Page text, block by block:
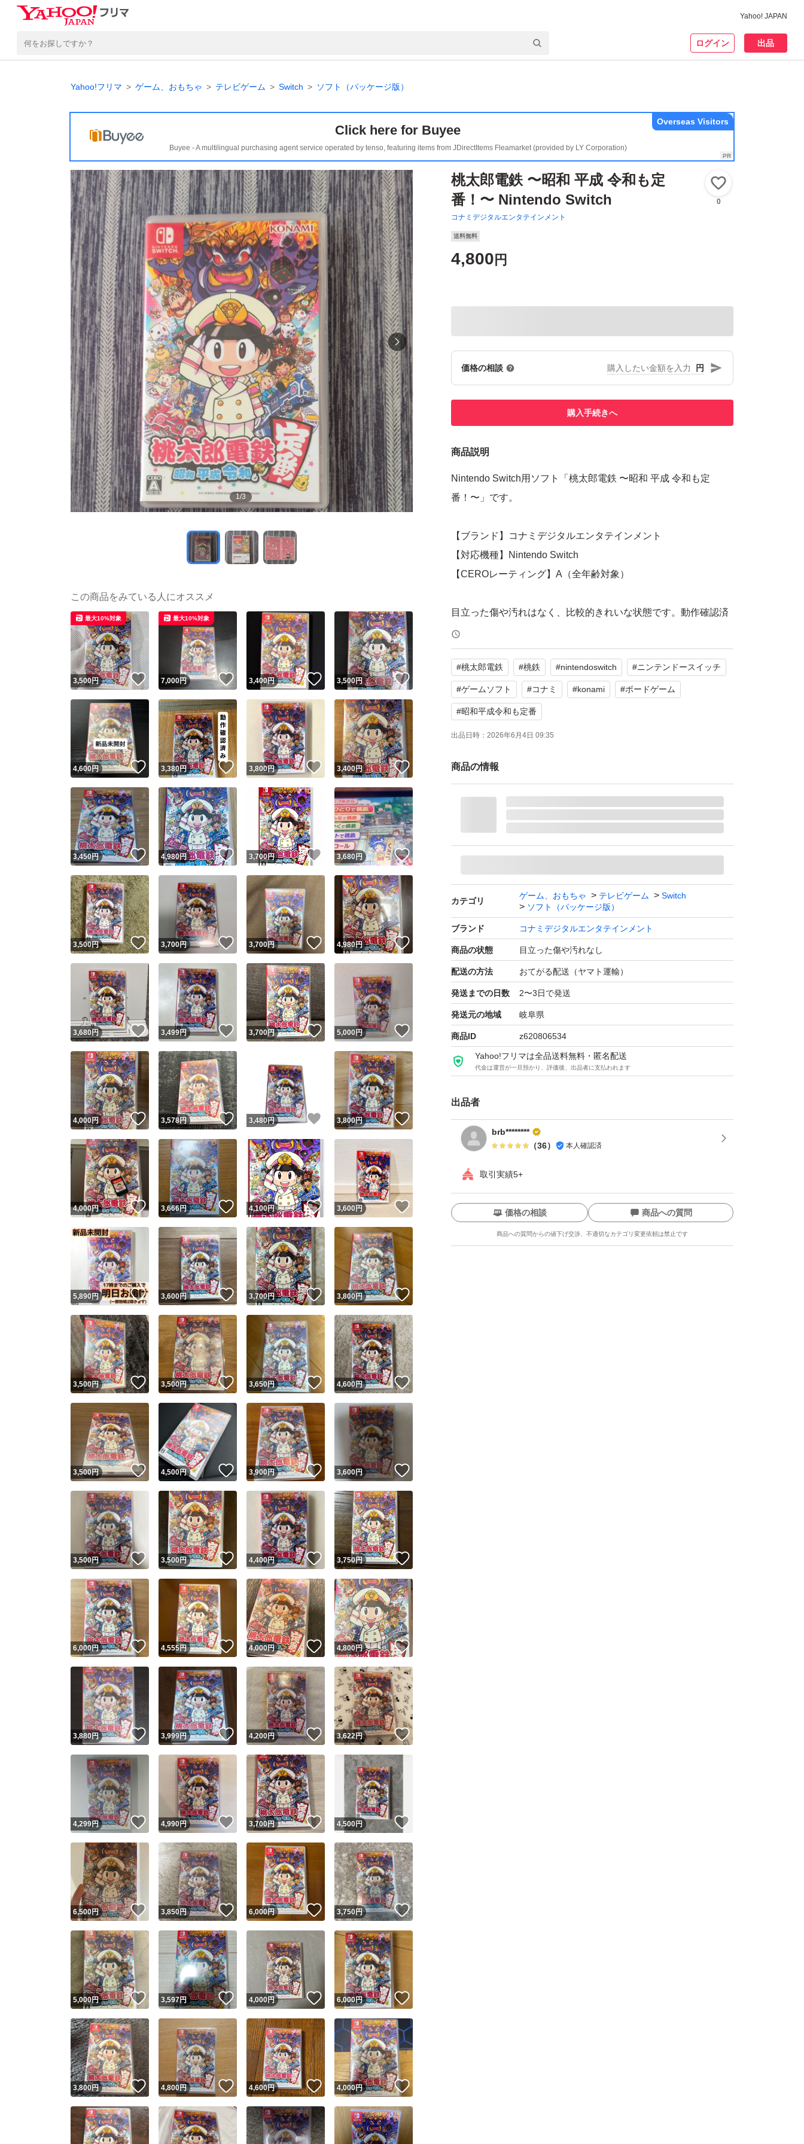
Yahoo! JAPAN
ログイン 出品
Yahoo!フリマ ゲーム、おもちゃ テレビゲーム Switch ソフト（パッケージ版）
Click here for Buyee
Buyee - A multilingual purchasing agent service operated by tenso, featuring items from JDirectItems Fleamarket (provided by LY Corporation)
Overseas Visitors
1/3
桃太郎電鉄 〜昭和 平成 令和も定
番！〜 Nintendo Switch
コナミデジタルエンタテインメント
0
送料無料
4,800 円
価格の相談 円
購入手続きへ
商品説明
Nintendo Switch用ソフト「桃太郎電鉄 〜昭和 平成 令和も定
番！〜」です。
【ブランド】コナミデジタルエンタテインメント
【対応機種】Nintendo Switch
【CEROレーティング】A（全年齢対象）
目立った傷や汚れはなく、比較的きれいな状態です。動作確認済
みです。
よろしくお願いいたします。
【Switch】桃太郎電鉄 〜昭和 平成 令和も定番!〜
ソフトウェア対象年齢：全年齢対象
パッケージ種類：通常版
プレイモード：TVモード対応 テーブルモード対応 携帯モード対
#桃太郎電鉄 #桃鉄 #nintendoswitch #ニンテンドースイッチ
#ゲームソフト #コナミ #konami #ボードゲーム
#昭和平成令和も定番
出品日時： 2026年6月4日 09:35
商品の情報
カテゴリ
ゲーム、おもちゃ テレビゲーム
Switch
ソフト（パッケージ版）
ブランド コナミデジタルエンタテインメント
商品の状態 目立った傷や汚れなし
配送の方法 おてがる配送（ヤマト運輸）
発送までの日数 2〜3日で発送
発送元の地域 岐阜県
商品ID z620806534
Yahoo!フリマは全品送料無料・匿名配送
代金は運営が一旦預かり、評価後、出品者に支払われます
出品者
brb********
（36） 本人確認済
取引実績5+
ユーザーの実績について
Yahoo!フリマが定めた一定の基準を満たしたユーザーにバッジを付与しています
安心取引出品者
安心取引出品者 Yahoo!フリマの基準をクリアした安心・安全なユーザーです
取引実績
取引実績◯+ このユーザーはYahoo!フリマの取引を完了させた実績があります
他フリマ実績◯+ このユーザーは他フリマサービスでの取引実績があります
スピード&安心発送
※このバッジは実績に基づく表示であり、発送を保証しているものではありません
スピード＆安心発送
このユーザーは高頻度で24時間以内＆設定した発送日数内に発送してい
スピード発送 このユーザーは高頻度で24時間以内に発送しています
安心発送 このユーザーは設定した発送日数内に発送しています
価格の相談 商品への質問
商品への質問からの値下げ交渉、不適切なカテゴリ変更依頼は禁止です
この商品の情報をコピーします
商品画像の無断転載は禁止されています
コピーは1商品につき1回です
出品ページへ
キャンセル
この商品をみている人にオススメ
3,500円 いいね！
最大10%対象
7,000円 いいね！
最大10%対象
3,400円 いいね！
3,500円
4,600円 いいね！
3,380円 いいね！
3,800円 いいね！
3,400円
3,450円 いいね！
4,980円 いいね！
3,700円 いいね！
3,680円 いいね！
3,500円 いいね！
3,700円 いいね！
3,700円 いいね！
4,980円
3,680円 いいね！
3,499円 いいね！
3,700円 いいね！
5,000円
4,000円 いいね！
3,578円 いいね！
3,480円 いいね！
3,800円 いいね！
4,000円 いいね！
3,666円 いいね！
4,100円 いいね！
3,600円 いいね！
5,890円 いいね！
3,600円 いいね！
3,700円 いいね！
3,800円
3,500円 いいね！
3,500円 いいね！
3,650円 いいね！
4,600円 いいね！
3,500円 いいね！
4,500円 いいね！
3,900円 いいね！
3,600円
3,500円 いいね！
3,500円 いいね！
4,400円 いいね！
3,750円
6,000円 いいね！
4,555円 いいね！
4,000円 いいね！
4,800円 いいね！
3,880円 いいね！
3,999円 いいね！
4,200円 いいね！
3,622円
4,299円 いいね！
4,990円 いいね！
3,700円 いいね！
4,500円
6,500円 いいね！
3,850円 いいね！
6,000円 いいね！
3,750円 いいね！
5,000円 いいね！
3,597円 いいね！
4,000円 いいね！
6,000円
3,800円 いいね！
4,800円 いいね！
4,600円 いいね！
4,000円 いいね！